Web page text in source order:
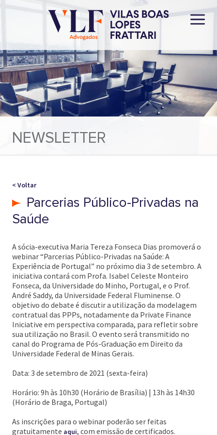
NEWSLETTER
< Voltar
Parcerias Público-Privadas na
Saúde
A sócia-executiva Maria Tereza Fonseca Dias promoverá o
webinar “Parcerias Público-Privadas na Saúde: A
Experiência de Portugal” no próximo dia 3 de setembro. A
iniciativa contará com Profa. Isabel Celeste Monteiro
Fonseca, da Universidade do Minho, Portugal, e o Prof.
André Saddy, da Universidade Federal Fluminense. O
objetivo do debate é discutir a utilização da modelagem
contratual das PPPs, notadamente da Private Finance
Iniciative em perspectiva comparada, para refletir sobre
sua utilização no Brasil. O evento será transmitido no
canal do Programa de Pós-Graduação em Direito da
Universidade Federal de Minas Gerais.
Data: 3 de setembro de 2021 (sexta-feira)
Horário: 9h às 10h30 (Horário de Brasília) | 13h às 14h30
(Horário de Braga, Portugal)
As inscrições para o webinar poderão ser feitas
gratuitamente aqui, com emissão de certificados.